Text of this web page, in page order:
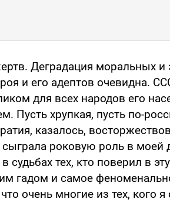
Деградация моральных и
и его адептов очевидна.
для всех народов его
Пусть хрупкая, пусть по-
казалось,
роковую роль в моей
судьбах тех, кто поверил в
гадом и самое
очень многие из тех, кого я